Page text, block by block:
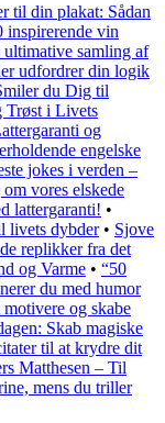
til din plakat: Sådan
inspirerende vin
samling af
udfordrer din logik
du Dig til
Trøst i Livets
og
engelske
jokes i verden –
vores elskede
lattergaranti! •
livets dybder• Sjove
replikker fra det
og Varme • “50
du med humor
og skabe
Skab magiske
til at krydre dit
Matthesen – Til
mens du triller